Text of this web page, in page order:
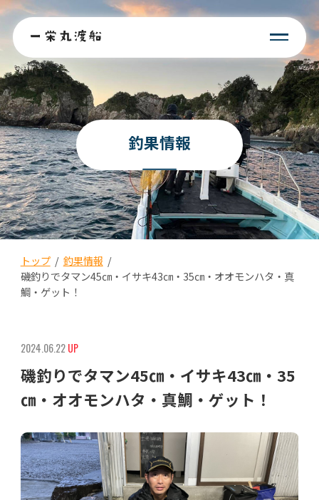
釣果情報
トップ/ 釣果情報 /
磯釣りでタマン45㎝・イサキ43㎝・35㎝・オオモンハタ・真
鯛・ゲット！
2024.06.22UP
磯釣りでタマン45㎝・イサキ43㎝・35
㎝・オオモンハタ・真鯛・ゲット！